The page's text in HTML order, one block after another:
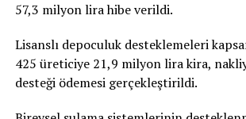
57,3 milyon lira hibe verildi.
Lisanslı depoculuk desteklemeleri
425 üreticiye 21,9 milyon lira kira,
desteği ödemesi gerçekleştirildi.